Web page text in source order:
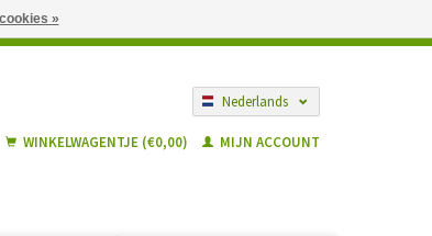
Nederlands
WINKELWAGENTJE (€0,00)
MIJN ACCOUNT
»
55 ... Veilig winkelen en geen extra kosten